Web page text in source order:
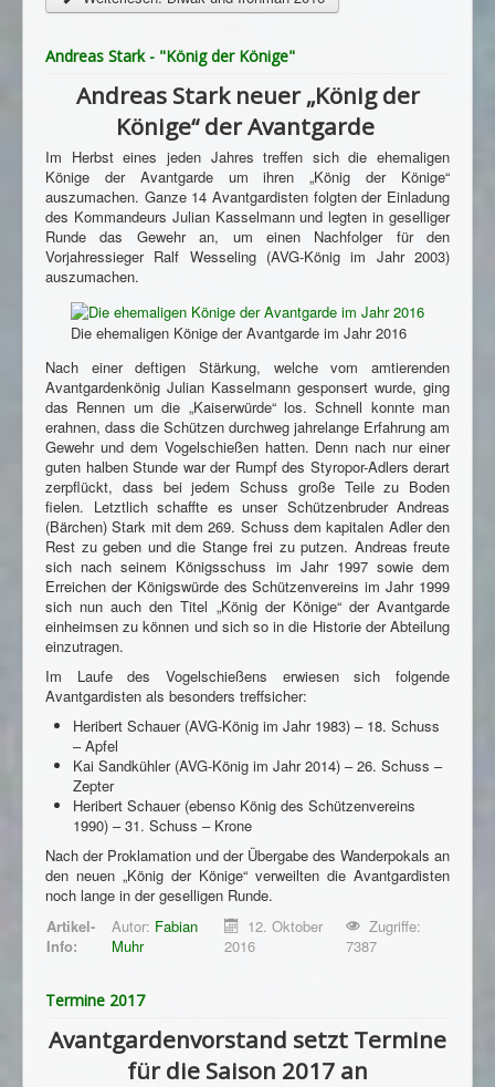
Andreas Stark - "König der Könige"
Andreas Stark neuer „König der
Könige“ der Avantgarde
Im Herbst eines jeden Jahres treffen sich die ehemaligen
Könige der Avantgarde um ihren „König der Könige“
auszumachen. Ganze 14 Avantgardisten folgten der Einladung
des Kommandeurs Julian Kasselmann und legten in geselliger
Runde das Gewehr an, um einen Nachfolger für den
Vorjahressieger Ralf Wesseling (AVG-König im Jahr 2003)
auszumachen.
Die ehemaligen Könige der Avantgarde im Jahr 2016
Nach einer deftigen Stärkung, welche vom amtierenden
Avantgardenkönig Julian Kasselmann gesponsert wurde, ging
das Rennen um die „Kaiserwürde“ los. Schnell konnte man
erahnen, dass die Schützen durchweg jahrelange Erfahrung am
Gewehr und dem Vogelschießen hatten. Denn nach nur einer
guten halben Stunde war der Rumpf des Styropor-Adlers derart
zerpflückt, dass bei jedem Schuss große Teile zu Boden
fielen. Letztlich schaffte es unser Schützenbruder Andreas
(Bärchen) Stark mit dem 269. Schuss dem kapitalen Adler den
Rest zu geben und die Stange frei zu putzen. Andreas freute
sich nach seinem Königsschuss im Jahr 1997 sowie dem
Erreichen der Königswürde des Schützenvereins im Jahr 1999
sich nun auch den Titel „König der Könige“ der Avantgarde
einheimsen zu können und sich so in die Historie der Abteilung
einzutragen.
Im Laufe des Vogelschießens erwiesen sich folgende
Avantgardisten als besonders treffsicher:
Heribert Schauer (AVG-König im Jahr 1983) – 18. Schuss
– Apfel
Kai Sandkühler (AVG-König im Jahr 2014) – 26. Schuss –
Zepter
Heribert Schauer (ebenso König des Schützenvereins
1990) – 31. Schuss – Krone
Nach der Proklamation und der Übergabe des Wanderpokals an
den neuen „König der Könige“ verweilten die Avantgardisten
noch lange in der geselligen Runde.
Artikel-
Info:
Autor: Fabian
Muhr
12. Oktober
2016
Zugriffe:
7387
Termine 2017
Avantgardenvorstand setzt Termine
für die Saison 2017 an